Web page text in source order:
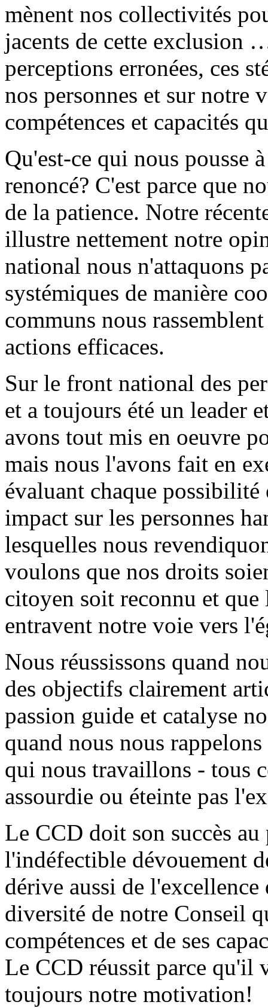
mènent nos collectivités
jacents de cette exclusion
perceptions erronées, ces
nos personnes et sur notre
compétences et capacités
Qu'est-ce qui nous pousse
renoncé? C'est parce que
de la patience. Notre
illustre nettement notre
national nous n'attaquons
systémiques de manière
communs nous
actions efficaces.
Sur le front national des
et a toujours été un leader
avons tout mis en oeuvre
mais nous l'avons fait en
évaluant chaque
impact sur les personnes
lesquelles nous
voulons que nos droits
citoyen soit reconnu et que
entravent notre voie vers
Nous réussissons quand
des objectifs clairement
passion guide et catalyse
quand nous nous
qui nous travaillons - tous
assourdie ou éteinte pas
Le CCD doit son succès
l'indéfectible dévouement
dérive aussi de
diversité de notre Conseil
compétences et de ses
Le CCD réussit parce qu'il
toujours notre motivation!